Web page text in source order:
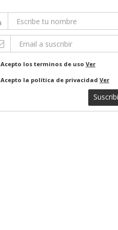
Acepto los terminos de uso Ver
Acepto la política de privacidad Ver